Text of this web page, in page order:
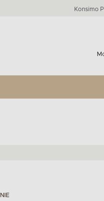
Konsimo
Komody,-33 %
Liczba
Liczba produktów: